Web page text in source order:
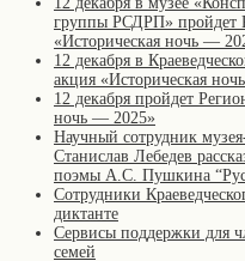
группы РСДРП» пройдет
«Историческая ночь —
12 декабря в
акция «Историческая
12 декабря пройдет
ночь — 2025»
Научный сотрудник
Станислав Лебедев
поэмы А.С. Пушкина
Сотрудники
диктанте
Сервисы поддержки для
семей